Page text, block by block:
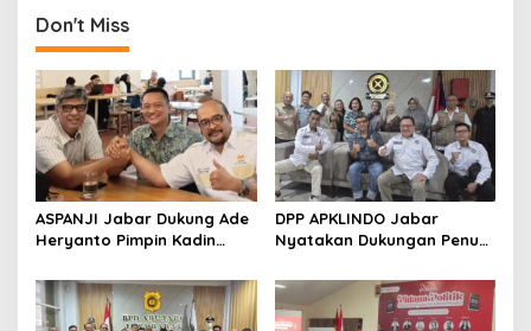
Don't Miss
ASPANJI Jabar Dukung Ade
Heryanto Pimpin Kadin
2026–2031
DPP APKLINDO Jabar
Nyatakan Dukungan Penuh
Muskot Kadin Kota
Bandung